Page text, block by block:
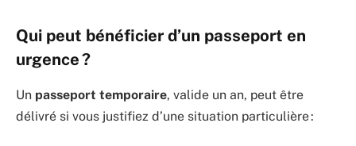
Qui peut bénéficier d’un passeport en
urgence ?
Un passeport temporaire, valide un an, peut être
délivré si vous justifiez d’une situation particulière :